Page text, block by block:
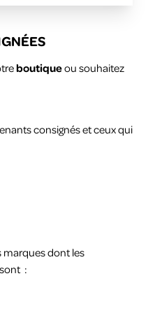
boutiqueou souhaitez
consignés et ceux qui
marques dont les
sont :